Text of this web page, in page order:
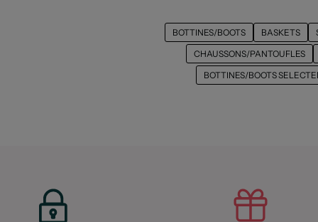
BOTTINES/BOOTS BASKETS
CHAUSSONS/PANTOUFLES
BOTTINES/BOOTS